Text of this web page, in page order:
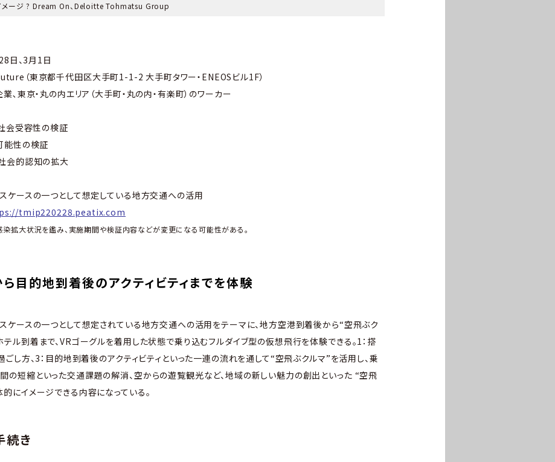
メージ ? Dream On、Deloitte Tohmatsu Group
日、3月1日
（東京都千代田区大手町1-1-2 大手町タワー・ENEOSビル1F）
､東京・丸の内エリア（大手町・丸の内・有楽町）のワーカー
会受容性の検証
能性の検証
会的認知の拡大
ケースの一つとして想定している地方交通への活用
tmip220228.peatix.com
拡大状況を鑑み、実施期間や検証内容などが変更になる可能性がある。
目的地到着後のアクティビティまでを体験
ケースの一つとして想定されている地方交通への活用をテーマに、地方空港到着後から“空飛ぶク
ル到着まで、VRゴーグルを着用した状態で乗り込むフルダイブ型の仮想飛行を体験できる。1：搭
ごし方、3：目的地到着後のアクティビティといった一連の流れを通して“空飛ぶクルマ”を活用し、乗
の短縮といった交通課題の解消、空からの遊覧観光など、地域の新しい魅力の創出といった “空飛
にイメージできる内容になっている。
続き